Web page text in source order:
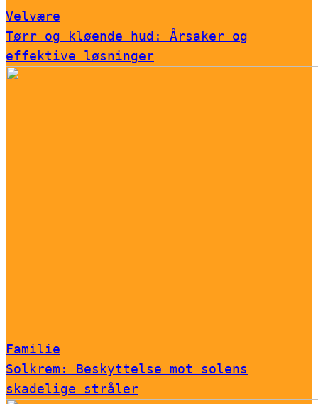
Velvære
Tørr og kløende hud: Årsaker og
effektive løsninger
Familie
Solkrem: Beskyttelse mot solens
skadelige stråler